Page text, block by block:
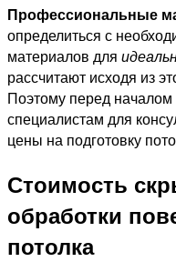
Профессиональные
определиться с
материалов для
рассчитают исходя из
Поэтому перед началом
специалистам для
цены на подготовку
Стоимость
обработки
потолка